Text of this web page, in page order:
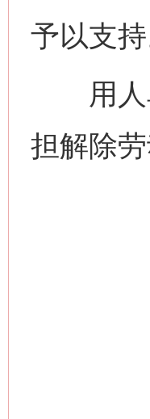
予以支持
用人单
担解除